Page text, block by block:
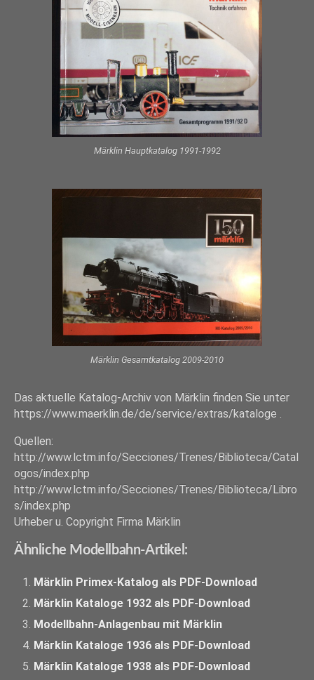
Märklin Hauptkatalog 1991-1992
Märklin Gesamtkatalog 2009-2010
Das aktuelle Katalog-Archiv von Märklin finden Sie unter
https://www.maerklin.de/de/service/extras/kataloge .
Quellen:
http://www.lctm.info/Secciones/Trenes/Biblioteca/Catal
ogos/index.php
http://www.lctm.info/Secciones/Trenes/Biblioteca/Libro
s/index.php
Urheber u. Copyright Firma Märklin
Ähnliche Modellbahn-Artikel:
Märklin Primex-Katalog als PDF-Download
Märklin Kataloge 1932 als PDF-Download
Modellbahn-Anlagenbau mit Märklin
Märklin Kataloge 1936 als PDF-Download
Märklin Kataloge 1938 als PDF-Download